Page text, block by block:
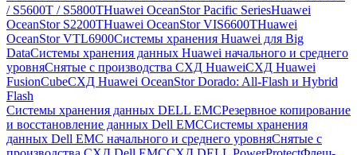
/ S5600T / S5800THuawei OceanStor Pacific SeriesHuawei
OceanStor S2200THuawei OceanStor VIS6600THuawei
OceanStor VTL6900Системы хранения Huawei для Big
DataСистемы хранения данных Huawei начального и среднего
уровняСнятые с производства СХД HuaweiСХД Huawei
FusionCubeСХД Huawei OceanStor Dorado: All-Flash и Hybrid
Flash
Системы хранения данных DELL EMCРезервное копирование
и восстановление данных Dell EMCСистемы хранения
данных Dell EMC начального и среднего уровняСнятые с